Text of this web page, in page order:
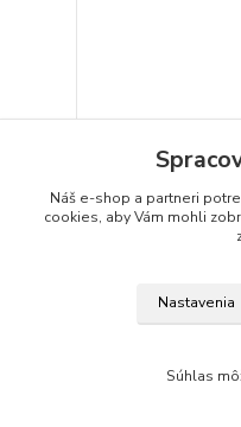
Náš e-shop a partneri
cookies, aby Vám mohli
Nastavenia
Súhlas